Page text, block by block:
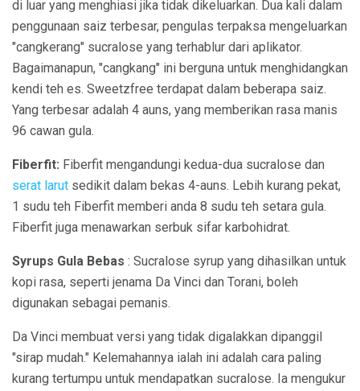
di luar yang menghiasi jika tidak dikeluarkan. Dua kali dalam
penggunaan saiz terbesar, pengulas terpaksa mengeluarkan
"cangkerang" sucralose yang terhablur dari aplikator.
Bagaimanapun, "cangkang" ini berguna untuk menghidangkan
kendi teh es. Sweetzfree terdapat dalam beberapa saiz.
Yang terbesar adalah 4 auns, yang memberikan rasa manis
96 cawan gula.
Fiberfit: Fiberfit mengandungi kedua-dua sucralose dan
serat larut sedikit dalam bekas 4-auns. Lebih kurang pekat,
1 sudu teh Fiberfit memberi anda 8 sudu teh setara gula.
Fiberfit juga menawarkan serbuk sifar karbohidrat.
Syrups Gula Bebas : Sucralose syrup yang dihasilkan untuk
kopi rasa, seperti jenama Da Vinci dan Torani, boleh
digunakan sebagai pemanis.
Da Vinci membuat versi yang tidak digalakkan dipanggil
"sirap mudah." Kelemahannya ialah ini adalah cara paling
kurang tertumpu untuk mendapatkan sucralose. Ia mengukur